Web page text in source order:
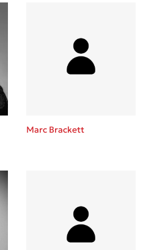
μου είσαι εσύ
Γλωσσόπουλος
γίγαντας στο σχολείο
Marc Brackett